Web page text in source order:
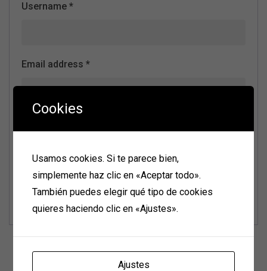
Username *
Email address *
REGISTER
Cookies
Usamos cookies. Si te parece bien,
simplemente haz clic en «Aceptar todo».
También puedes elegir qué tipo de cookies
quieres haciendo clic en «Ajustes».
Ajustes